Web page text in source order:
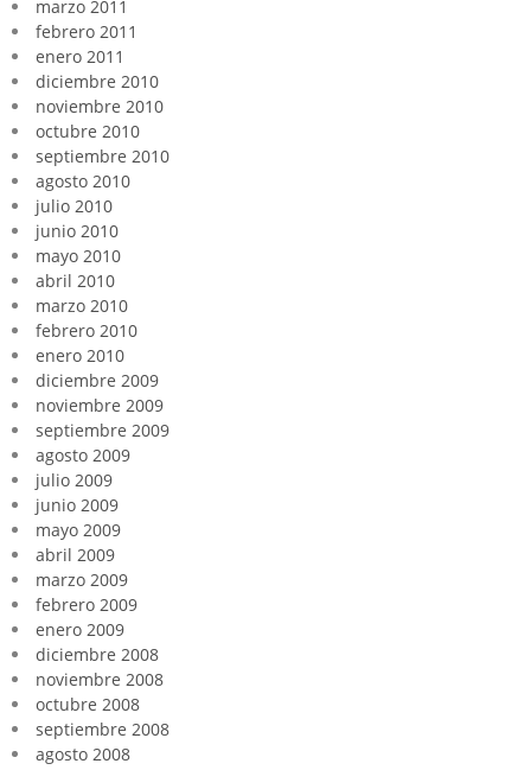
marzo 2011
febrero 2011
enero 2011
diciembre 2010
noviembre 2010
octubre 2010
septiembre 2010
agosto 2010
julio 2010
junio 2010
mayo 2010
abril 2010
marzo 2010
febrero 2010
enero 2010
diciembre 2009
noviembre 2009
septiembre 2009
agosto 2009
julio 2009
junio 2009
mayo 2009
abril 2009
marzo 2009
febrero 2009
enero 2009
diciembre 2008
noviembre 2008
octubre 2008
septiembre 2008
agosto 2008